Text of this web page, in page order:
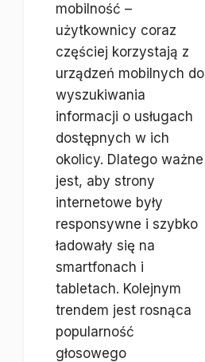
mobilność –
użytkownicy coraz
częściej korzystają z
urządzeń mobilnych do
wyszukiwania
informacji o usługach
dostępnych w ich
okolicy. Dlatego ważne
jest, aby strony
internetowe były
responsywne i szybko
ładowały się na
smartfonach i
tabletach. Kolejnym
trendem jest rosnąca
popularność
głosowego